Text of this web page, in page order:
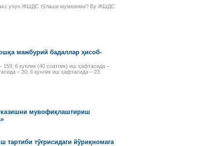
основных средств,
шахс учун ЖШДС тўлаши мумкинми? Бу ЖШДС
мажбурий бадаллар ҳисоб-
6 кунлик (40 соатлик) иш ҳафтасида –
– 20; 6 кунлик иш ҳафтасида – 23.
мувофиқлаштириш
тўғрисидаги йўриқномага